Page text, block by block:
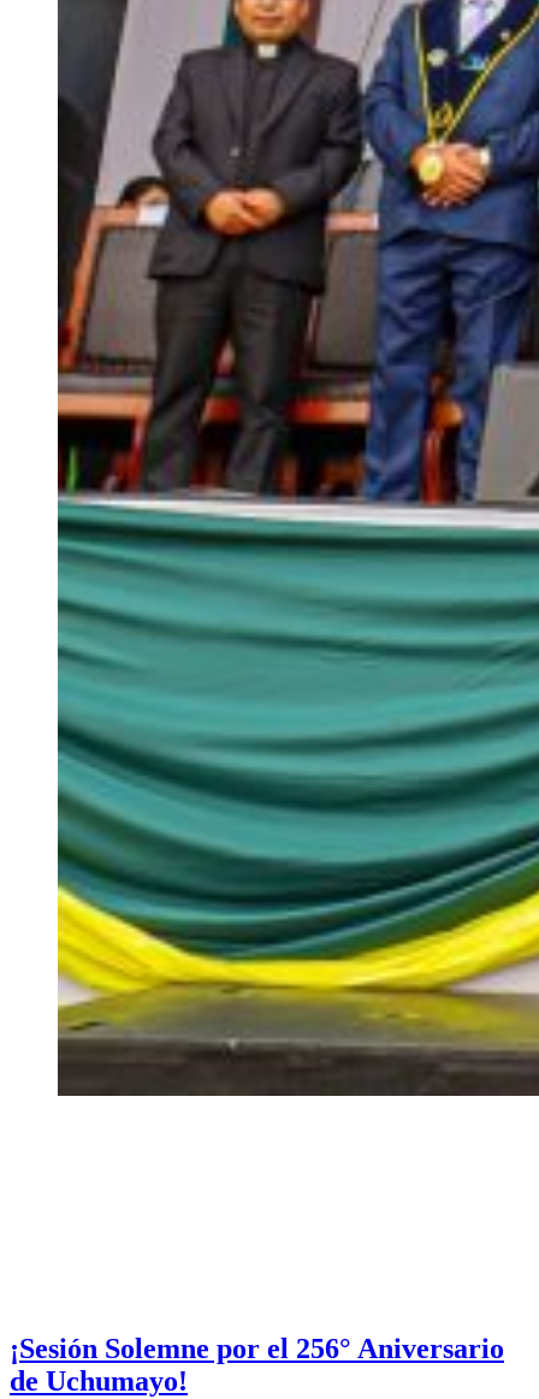
¡Sesión Solemne por el 256° Aniversario
de Uchumayo!